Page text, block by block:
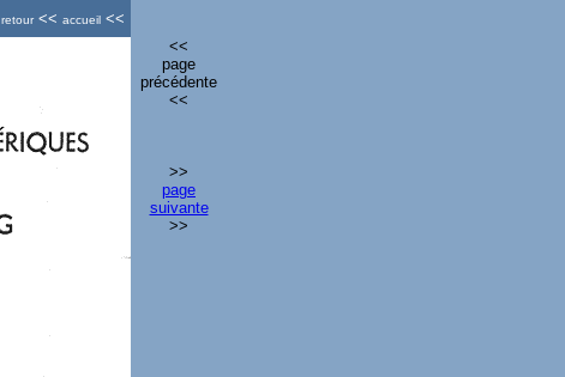
retour<< accueil <<
<<
page
précédente
<<
>>
page
suivante
>>